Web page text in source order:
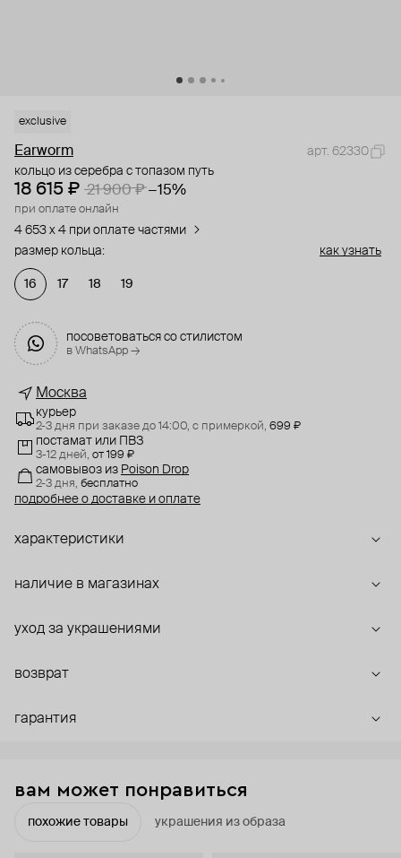
exclusive
Earworm
арт. 62330
кольцо из серебра с топазом путь
18 615 ₽ 21 900 ₽ −15%
при оплате онлайн
4 653 x 4 при оплате частями
размер кольца:
как узнать
16 17 18 19
посоветоваться со стилистом
в WhatsApp →
Москва
курьер
2-3 дня при заказе до 14:00, с примеркой, 699 ₽
постамат или ПВЗ
3-12 дней, от 199 ₽
самовывоз из Poison Drop
2-3 дня, бесплатно
подробнее о доставке и оплате
характеристики
наличие в магазинах
уход за украшениями
возврат
гарантия
вам может понравиться
похожие товары украшения из образа